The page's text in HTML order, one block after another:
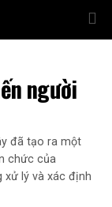
người
đã tạo ra một
chức của
xử lý và xác định